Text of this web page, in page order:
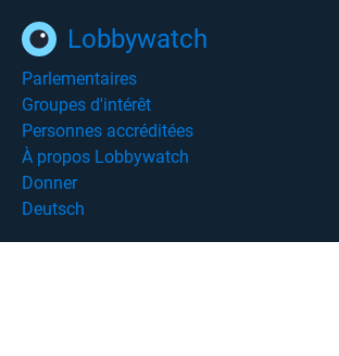
Lobbywatch
Parlementaires
Groupes d'intérêt
Personnes accréditées
À propos Lobbywatch
Donner
Deutsch